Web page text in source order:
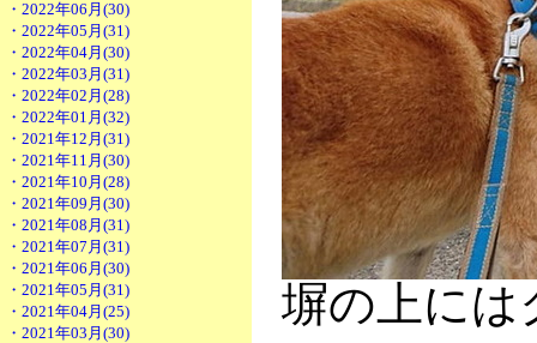
・2022年06月(30)
・2022年05月(31)
・2022年04月(30)
・2022年03月(31)
・2022年02月(28)
・2022年01月(32)
・2021年12月(31)
・2021年11月(30)
・2021年10月(28)
・2021年09月(30)
・2021年08月(31)
・2021年07月(31)
・2021年06月(30)
・2021年05月(31)
・2021年04月(25)
・2021年03月(30)
塀の上には